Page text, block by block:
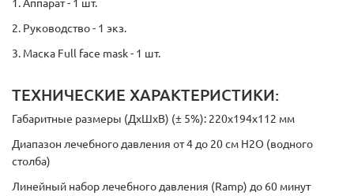
1. Аппарат - 1 шт.
2. Руководство - 1 экз.
3. Маска Full face mask - 1 шт.
ТЕХНИЧЕСКИЕ ХАРАКТЕРИСТИКИ:
Габаритные размеры (ДхШхВ) (± 5%): 220х194х112 мм
Диапазон лечебного давления от 4 до 20 см Н2О (водного
столба)
Линейный набор лечебного давления (Ramp) до 60 минут